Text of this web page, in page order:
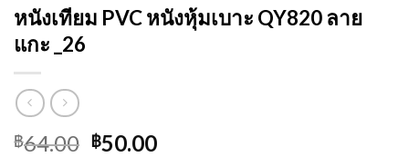
หนังเทียม PVC หนังหุ้มเบาะ QY820 ลาย
แกะ _26
฿64.00 Original
฿50.00Current